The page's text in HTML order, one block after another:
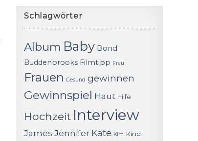
Schlagwörter
Album Baby Bond
Buddenbrooks Filmtipp Frau
Frauen Gesund gewinnen
Gewinnspiel Haut Hilfe
Hochzeit Interview
James Jennifer Kate Kim Kind